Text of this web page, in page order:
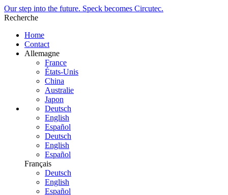
Our step into the future. Speck becomes Circutec.
Recherche
Home
Contact
Allemagne
France
États-Unis
China
Australie
Japon
Deutsch
English
Español
Deutsch
English
Español
Français
Deutsch
English
Español